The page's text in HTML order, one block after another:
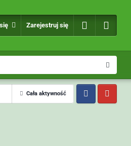
Zarejestruj się
Cała aktywność